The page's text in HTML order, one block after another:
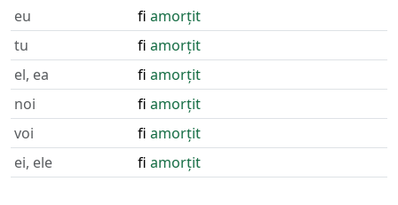
eu fi amorțit
tu
fi amorțit
el, ea
fi amorțit
noi
fi amorțit
voi
fi amorțit
ei, ele
fi amorțit